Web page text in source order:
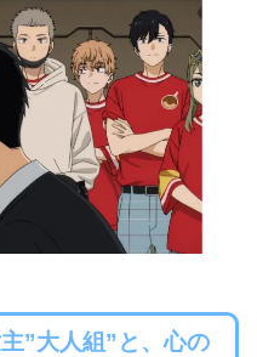
”大人組”と、心の